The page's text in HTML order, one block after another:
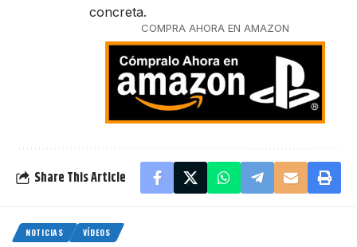
concreta.
COMPRA AHORA EN AMAZON
Share This Article
NOTICIAS VÍDEOS